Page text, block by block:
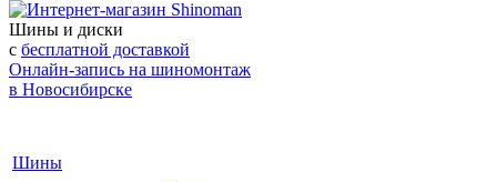
Шины и диски
с бесплатной доставкой
Онлайн-запись на шиномонтаж
в Новосибирске
Шины